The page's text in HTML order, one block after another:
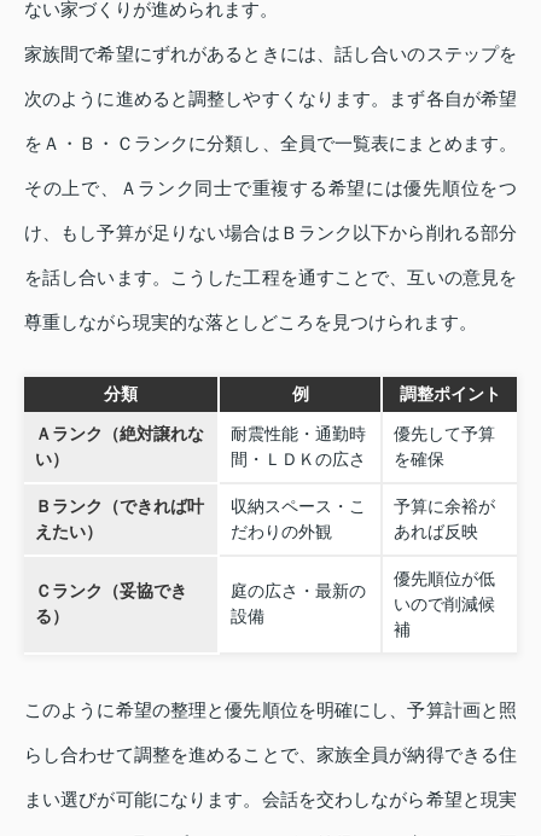
ない家づくりが進められます。
家族間で希望にずれがあるときには、話し合いのステップを
次のように進めると調整しやすくなります。まず各自が希望
をＡ・Ｂ・Ｃランクに分類し、全員で一覧表にまとめます。
その上で、Ａランク同士で重複する希望には優先順位をつ
け、もし予算が足りない場合はＢランク以下から削れる部分
を話し合います。こうした工程を通すことで、互いの意見を
尊重しながら現実的な落としどころを見つけられます。
分類 例 調整ポイント
Ａランク（絶対譲れな
い）
耐震性能・通勤時
間・ＬＤＫの広さ
優先して予算
を確保
Ｂランク（できれば叶
えたい）
収納スペース・こ
だわりの外観
予算に余裕が
あれば反映
Ｃランク（妥協でき
る）
庭の広さ・最新の
設備
優先順位が低
いので削減候
補
このように希望の整理と優先順位を明確にし、予算計画と照
らし合わせて調整を進めることで、家族全員が納得できる住
まい選びが可能になります。会話を交わしながら希望と現実